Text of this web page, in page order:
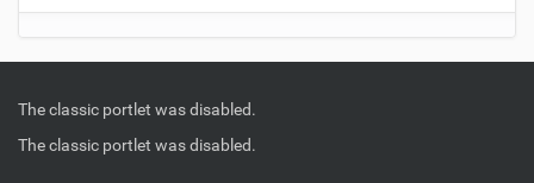
The classic portlet was disabled.
The classic portlet was disabled.